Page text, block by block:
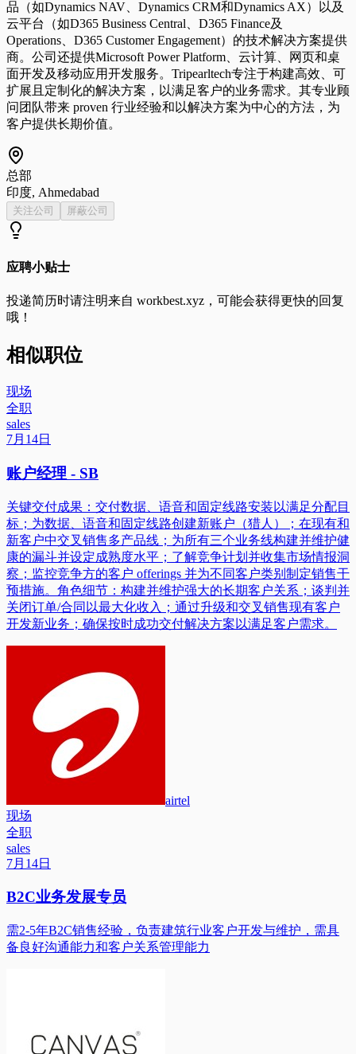
品（如Dynamics NAV、Dynamics CRM和Dynamics AX）以及
云平台（如D365 Business Central、D365 Finance及
Operations、D365 Customer Engagement）的技术解决方案提供
商。公司还提供Microsoft Power Platform、云计算、网页和桌
面开发及移动应用开发服务。Tripearltech专注于构建高效、可
扩展且定制化的解决方案，以满足客户的业务需求。其专业顾
问团队带来 proven 行业经验和以解决方案为中心的方法，为
客户提供长期价值。
总部
印度, Ahmedabad
关注公司 屏蔽公司
应聘小贴士
投递简历时请注明来自 workbest.xyz ，可能会获得更快的回复
哦！
相似职位
现场
全职
sales
7月14日
账户经理 - SB
关键交付成果：交付数据、语音和固定线路安装以满足分配目
标；为数据、语音和固定线路创建新账户（猎人）；在现有和
新客户中交叉销售多产品线；为所有三个业务线构建并维护健
康的漏斗并设定成熟度水平；了解竞争计划并收集市场情报洞
察；监控竞争方的客户 offerings 并为不同客户类别制定销售干
预措施。角色细节：构建并维护强大的长期客户关系；谈判并
关闭订单/合同以最大化收入；通过升级和交叉销售现有客户
开发新业务；确保按时成功交付解决方案以满足客户需求。
airtel
现场
全职
sales
7月14日
B2C业务发展专员
需2-5年B2C销售经验，负责建筑行业客户开发与维护，需具
备良好沟通能力和客户关系管理能力